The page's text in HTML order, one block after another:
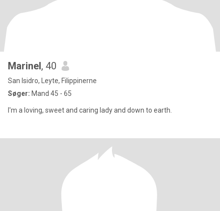
Marinel, 40
San Isidro, Leyte, Filippinerne
Søger: Mand 45 - 65
I'm a loving, sweet and caring lady and down to earth.